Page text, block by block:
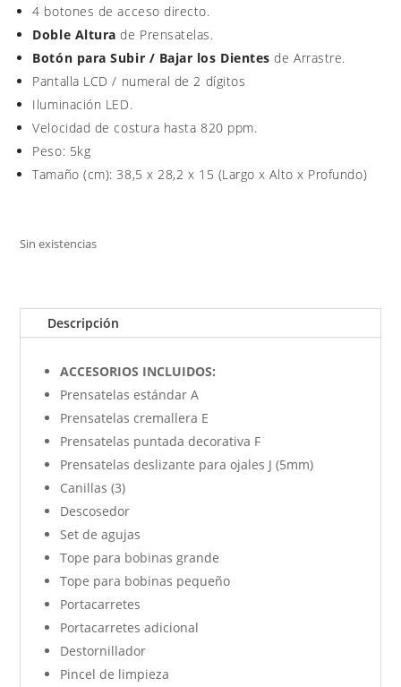
4 botones de acceso directo.
Doble Altura de Prensatelas.
Botón para Subir / Bajar los Dientes de Arrastre.
Pantalla LCD / numeral de 2 dígitos
Iluminación LED.
Velocidad de costura hasta 820 ppm.
Peso: 5kg
Tamaño (cm): 38,5 x 28,2 x 15 (Largo x Alto x Profundo)
Sin existencias
Descripción
ACCESORIOS INCLUIDOS:
Prensatelas estándar A
Prensatelas cremallera E
Prensatelas puntada decorativa F
Prensatelas deslizante para ojales J (5mm)
Canillas (3)
Descosedor
Set de agujas
Tope para bobinas grande
Tope para bobinas pequeño
Portacarretes
Portacarretes adicional
Destornillador
Pincel de limpieza